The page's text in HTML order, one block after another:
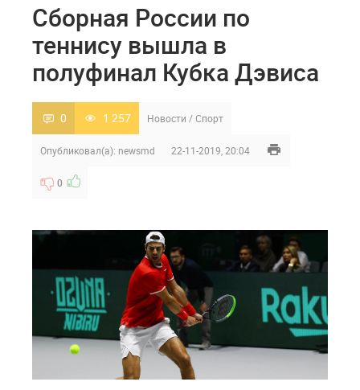
Сборная России по
теннису вышла в
полуфинал Кубка Дэвиса
0 1 257 Новости /Спорт
Опубликовал(а): newsmd 22-11-2019, 20:04
0